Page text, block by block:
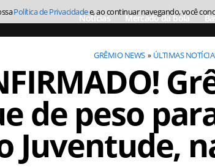
Notícias Mercado da bola
GRÊMIO NEWS ÚLTIMAS
de peso
Juventude,
Política de Privacidadee, ao continuar navegando, você